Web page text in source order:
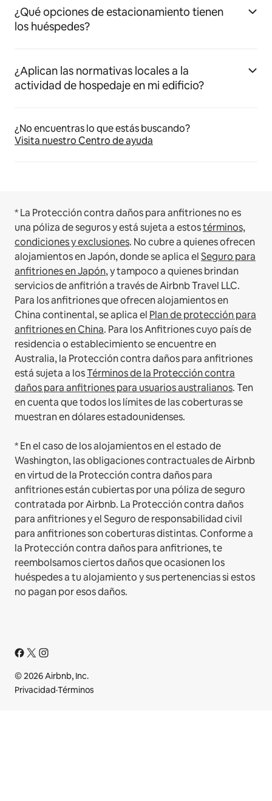
¿Qué opciones de estacionamiento tienen
los huéspedes?
¿Aplican las normativas locales a la
actividad de hospedaje en mi edificio?
¿No encuentras lo que estás buscando?
Visita nuestro Centro de ayuda
* La Protección contra daños para anfitriones no es
una póliza de seguros y está sujeta a estostérminos,
condiciones y exclusiones. No cubre a quienes ofrecen
alojamientos en Japón, donde se aplica elSeguro para
anfitriones en Japón, y tampoco a quienes brindan
servicios de anfitrión a través de Airbnb Travel LLC.
Para los anfitriones que ofrecen alojamientos en
China continental, se aplica el Plan de protección para
anfitriones en China. Para los Anfitriones cuyo país de
residencia o establecimiento se encuentre en
Australia, la Protección contra daños para anfitriones
está sujeta a losTérminos de la Protección contra
daños para anfitriones para usuarios australianos. Ten
en cuenta que todos los límites de las coberturas se
muestran en dólares estadounidenses.
* En el caso de los alojamientos en el estado de
Washington, las obligaciones contractuales de Airbnb
en virtud de la Protección contra daños para
anfitriones están cubiertas por una póliza de seguro
contratada por Airbnb. La Protección contra daños
para anfitriones y el Seguro de responsabilidad civil
para anfitriones son coberturas distintas. Conforme a
la Protección contra daños para anfitriones, te
reembolsamos ciertos daños que ocasionen los
huéspedes a tu alojamiento y sus pertenencias si estos
no pagan por esos daños.
© 2026 Airbnb, Inc.
Privacidad·Términos